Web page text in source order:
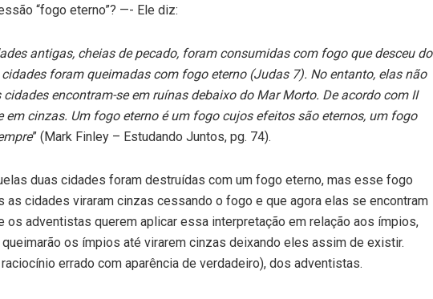
“fogo eterno”? —- Ele diz:
antigas, cheias de pecado, foram consumidas com fogo que desceu do
foram queimadas com fogo eterno (Judas 7). No entanto, elas não
encontram-se em ruínas debaixo do Mar Morto. De acordo com II
em cinzas. Um fogo eterno é um fogo cujos efeitos são eternos, um fogo
” (Mark Finley – Estudando Juntos, pg. 74).
duas cidades foram destruídas com um fogo eterno, mas esse fogo
as cidades viraram cinzas cessando o fogo e que agora elas se encontram
os adventistas querem aplicar essa interpretação em relação aos ímpios,
os ímpios até virarem cinzas deixando eles assim de existir.
raciocínio errado com aparência de verdadeiro), dos adventistas.